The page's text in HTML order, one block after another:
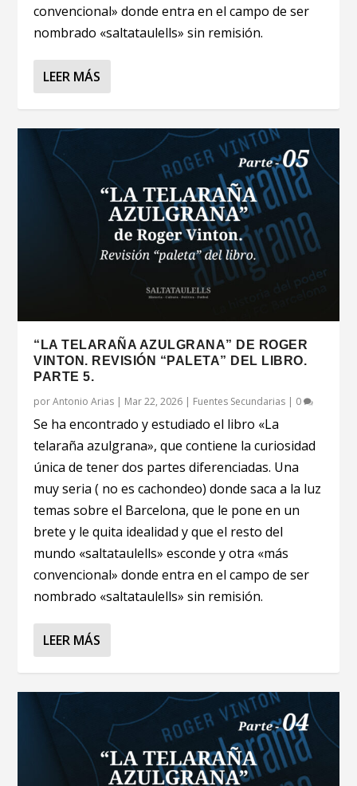
convencional» donde entra en el campo de ser
nombrado «saltataulells» sin remisión.
LEER MÁS
“LA TELARAÑA AZULGRANA” DE ROGER
VINTON. REVISIÓN “PALETA” DEL LIBRO.
PARTE 5.
porAntonio Arias | Mar 22, 2026 | Fuentes Secundarias | 0
Se ha encontrado y estudiado el libro «La
telaraña azulgrana», que contiene la curiosidad
única de tener dos partes diferenciadas. Una
muy seria ( no es cachondeo) donde saca a la luz
temas sobre el Barcelona, que le pone en un
brete y le quita idealidad y que el resto del
mundo «saltataulells» esconde y otra «más
convencional» donde entra en el campo de ser
nombrado «saltataulells» sin remisión.
LEER MÁS